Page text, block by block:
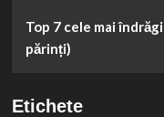
Top 7 cele mai
părinți)
Etichete